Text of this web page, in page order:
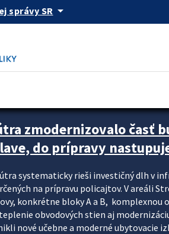
správy SR arrow_drop_down
zmodernizovalo časť
do prípravy
systematicky rieši investičný dlh v
na prípravu policajtov. V areáli
konkrétne bloky A a B,
obvodových stien aj
nové učebne a moderné ubytovacie